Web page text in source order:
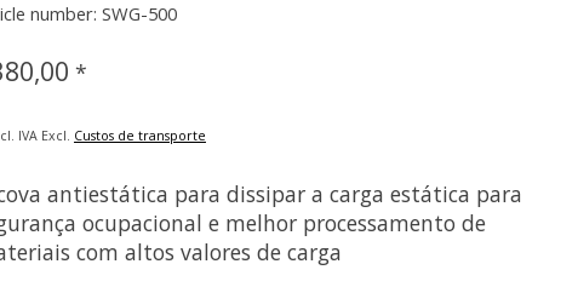
number: SWG-500
*
IVA Excl. Custos de transporte
antiestática para dissipar a carga estática para
ocupacional e melhor processamento de
com altos valores de carga